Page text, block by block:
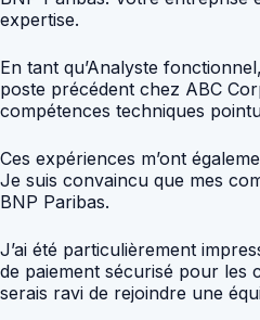
expertise.
En tant qu’Analyste
poste précédent chez ABC
compétences techniques
Ces expériences m’ont
Je suis convaincu que mes
BNP Paribas.
J’ai été particulièrement
de paiement sécurisé pour les
serais ravi de rejoindre une